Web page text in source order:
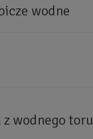
wodne
wodnego toru